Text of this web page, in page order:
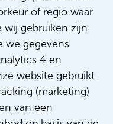
of regio waar
wij gebruiken zijn
we gegevens
4 en
website gebruikt
(marketing)
van een
met